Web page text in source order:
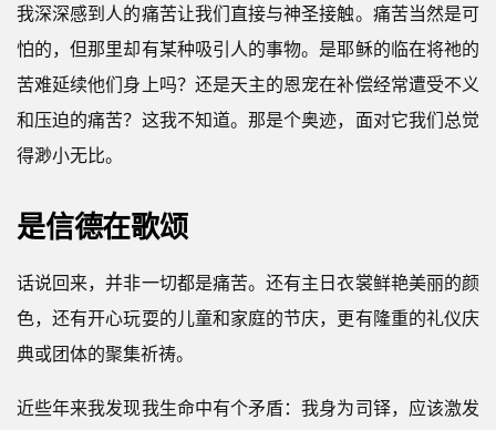
我深深感到人的痛苦让我们直接与神圣接触。痛苦当然是可
怕的，但那里却有某种吸引人的事物。是耶稣的临在将祂的
苦难延续他们身上吗？还是天主的恩宠在补偿经常遭受不义
和压迫的痛苦？这我不知道。那是个奥迹，面对它我们总觉
得渺小无比。
是信德在歌颂
话说回来，并非一切都是痛苦。还有主日衣裳鲜艳美丽的颜
色，还有开心玩耍的儿童和家庭的节庆，更有隆重的礼仪庆
典或团体的聚集祈祷。
近些年来我发现我生命中有个矛盾：我身为司铎，应该激发